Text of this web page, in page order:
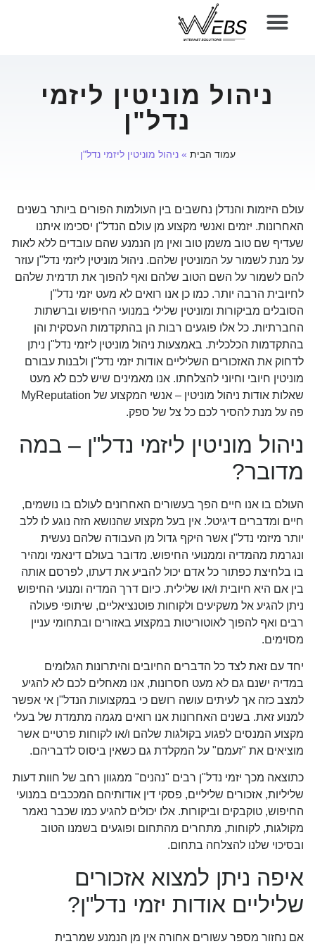
ניהול מוניטין ליזמי
נדל"ן
עמוד הבית »ניהול מוניטין ליזמי נדל"ן
עולם היזמות והנדלן נחשבים בין העולמות הפורים ביותר בשנים
האחרונות. יזמים ואנשי מקצוע מן עולם הנדל"ן יסכימו איתנו
שעדיף שם טוב משמן טוב ואין מן הנמנע שהם עובדים ללא לאות
על מנת לשמור על המוניטין שלהם. ניהול מוניטין ליזמי נדל"ן עוזר
להם לשמור על השם הטוב שלהם ואף להפוך את תדמית שלהם
לחיובית הרבה יותר. כמו כן אנו רואים לא מעט יזמי נדל"ן
הסובלים מביקורות ומוניטין שלילי במנועי החיפוש וברשתות
החברתיות. כל אלו פוגעים רבות הן בהתקדמות העסקית והן
בהתקדמות הכלכלית. באמצעות ניהול מוניטין ליזמי נדל"ן ניתן
לדחוק את האזכורים השליליים אודות יזמי נדל"ן ולבנות עבורם
מוניטין חיובי וחיוני להצלחתו. אנו מאמינים שיש לכם לא מעט
שאלות אודות ניהול מוניטין
– אנשי המקצוע של MyReputation
פה על מנת להסיר לכם כל צל של ספק.
ניהול מוניטין ליזמי נדל"ן – במה
מדובר?
העולם בו אנו חיים הפך בעשורים האחרונים לעולם בו נושמים,
חיים ומדברים דיגיטל. אין בעל מקצוע שהנושא הזה נוגע לו ללב
יותר מיזמי נדל"ן אשר היקף גדול מן העבודה שלהם נעשית
ונגרמת מהמדיה וממנועי החיפוש. מדובר בעולם דינאמי ומהיר
בו בלחיצת כפתור כל אדם יכול להביע את דעתו, לפרסם אותה
בין אם היא חיובית ו/או שלילית. כיום דרך המדיה ומנועי החיפוש
ניתן להגיע אל משקיעים ולקוחות פוטנציאליים, שיתופי פעולה
רבים ואף להפוך לאוטוריטות במקצוע באזורים ובתחומי עניין
מסוימים.
יחד עם זאת לצד כל הדברים החיובים והיתרונות הגלומים
במדיה ישנם גם לא מעט חסרונות, אנו מאחלים לכם לא להגיע
למצב כזה אך לעיתים עושה רושם כי במקצועות הנדל"ן אי אפשר
למנוע זאת. בשנים האחרונות אנו רואים מגמה מתמדת של בעלי
מקצוע המנסים לפגוע בקולגות שלהם ו/או לקוחות פרטיים אשר
מוציאים את "זעמם" על המקלדת גם כשאין ביסוס לדבריהם.
כתוצאה מכך יזמי נדל"ן רבים "נהנים" ממגוון רחב של חוות דעות
שליליות, אזכורים שליליים, פסקי דין אודותיהם המככבים במנועי
החיפוש, טוקבקים וביקורות. אלו יכולים להגיע כמו שכבר נאמר
מקולגות, לקוחות, מתחרים מהתחום ופוגעים בשמנו הטוב
ובסיכוי שלנו להצלחה בתחום.
איפה ניתן למצוא אזכורים
שליליים אודות יזמי נדל"ן?
אם נחזור מספר עשורים אחורה אין מן הנמנע שמרבית